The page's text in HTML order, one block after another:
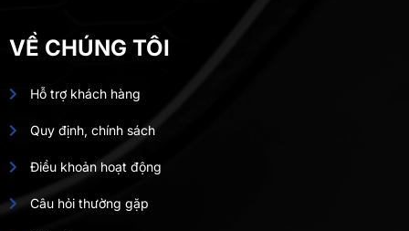
VỀ CHÚNG TÔI
Hỗ trợ khách hàng
Quy định, chính sách
Điều khoản hoạt động
Câu hỏi thường gặp